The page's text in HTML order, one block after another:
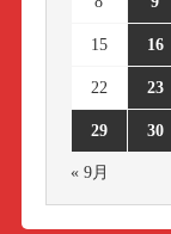
15 16
22 23
29 30
« 9月